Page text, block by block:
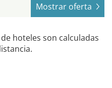
Mostrar oferta
hoteles son calculadas